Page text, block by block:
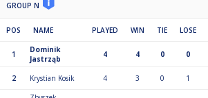
GROUP N
POS NAME PLAYED WIN TIE LOSE
1
Dominik
Jastrząb
4 4 0 0
2 Krystian Kosik 4 3 0 1